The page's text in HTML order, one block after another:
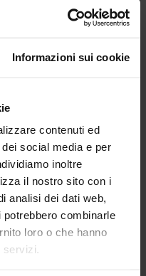
Informazioni sui cookie
contenuti ed
social media e per
inoltre
il nostro sito con i
analisi dei dati web,
combinarle
loro o che hanno
servizi.